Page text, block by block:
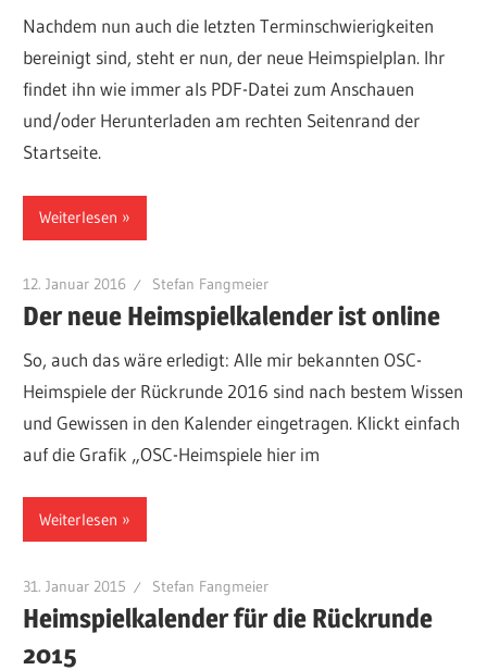
Nachdem nun auch die letzten Terminschwierigkeiten
bereinigt sind, steht er nun, der neue Heimspielplan. Ihr
findet ihn wie immer als PDF-Datei zum Anschauen
und/oder Herunterladen am rechten Seitenrand der
Startseite.
Weiterlesen
12. Januar 2016 Stefan Fangmeier
Der neue Heimspielkalender ist online
So, auch das wäre erledigt: Alle mir bekannten OSC-
Heimspiele der Rückrunde 2016 sind nach bestem Wissen
und Gewissen in den Kalender eingetragen. Klickt einfach
auf die Grafik „OSC-Heimspiele hier im
Weiterlesen
31. Januar 2015 Stefan Fangmeier
Heimspielkalender für die Rückrunde
2015